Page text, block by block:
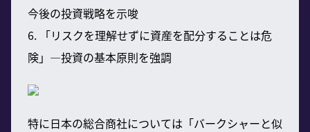
今後の投資戦略を示唆
6. 「リスクを理解せずに資産を配分することは危
険」—投資の基本原則を強調
特に日本の総合商社については「バークシャーと似